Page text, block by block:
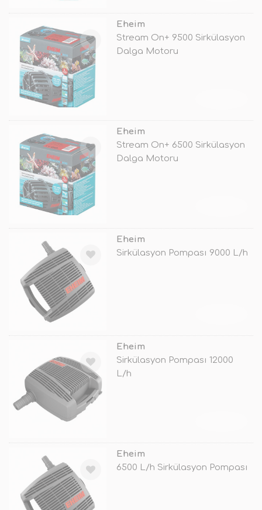
Eheim
Stream On+ 9500 Sirkülasyon
Dalga Motoru
Eheim
Stream On+ 6500 Sirkülasyon
Dalga Motoru
Eheim
Sirkülasyon Pompası 9000 L/h
Eheim
Sirkülasyon Pompası 12000
L/h
Eheim
6500 L/h Sirkülasyon Pompası